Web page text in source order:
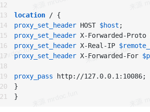
location
proxy_set_header HOST $host
proxy_set_header X-Forwarded-Proto
proxy_set_header X-Real-IP
proxy_set_header X-Forwarded-For
proxy_pass http://127.0.0.1:10086;
}